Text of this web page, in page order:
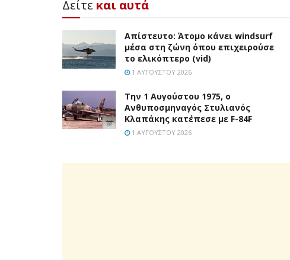
Δείτε και αυτά
Απίστευτο: Άτομο κάνει windsurf
μέσα στη ζώνη όπου επιχειρούσε
το ελικόπτερο (vid)
1 ΑΥΓΟΎΣΤΟΥ 2026
Την 1 Αυγούστου 1975, ο
Ανθυποσμηναγός Στυλιανός
Κλαπάκης κατέπεσε με F-84F
1 ΑΥΓΟΎΣΤΟΥ 2026